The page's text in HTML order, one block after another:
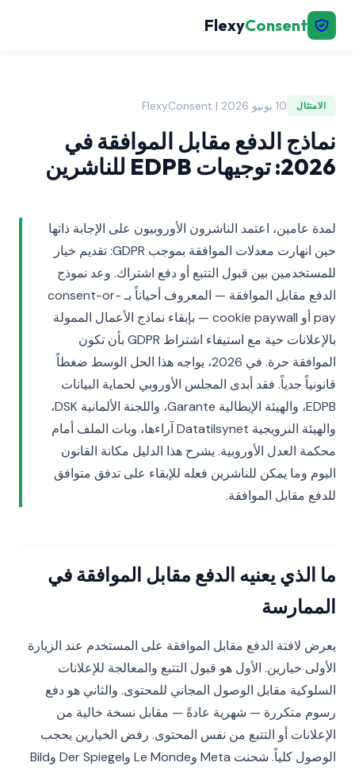
FlexyConsent
الامتثال 10 يونيو 2026 | FlexyConsent
نماذج الدفع مقابل الموافقة في
2026: توجيهات EDPB للناشرين
لمدة عامين، اعتمد الناشرون الأوروبيون على الإجابة ذاتها
حين انهارت معدلات الموافقة بموجب GDPR: تقديم خيار
للمستخدمين بين قبول التتبع أو دفع اشتراك. وعد نموذج
الدفع مقابل الموافقة — المعروف أحياناً بـ consent-or-
pay أو cookie paywall — بإبقاء نماذج الأعمال الممولة
بالإعلانات حية مع استيفاء اشتراط GDPR بأن تكون
الموافقة حرة. في 2026، يواجه هذا الحل الوسط ضغطاً
قانونياً جدياً. فقد أبدى المجلس الأوروبي لحماية البيانات
EDPB، والهيئة الإيطالية Garante، واللجنة الألمانية DSK،
والهيئة النرويجية Datatilsynet آراءها، وبات الملف أمام
محكمة العدل الأوروبية. يشرح هذا الدليل مكانة القانون
اليوم وما يمكن للناشرين فعله للإبقاء على تدفق متوافق
للدفع مقابل الموافقة.
ما الذي يعنيه الدفع مقابل الموافقة في
الممارسة
يعرض لافتة الدفع مقابل الموافقة على المستخدم عند الزيارة
الأولى خيارين. الأول هو قبول التتبع والمعالجة للإعلانات
السلوكية مقابل الوصول المجاني للمحتوى. والثاني هو دفع
رسوم متكررة — شهرية عادةً — مقابل نسخة خالية من
الإعلانات أو التتبع من نفس المحتوى. رفض الخيارين يحجب
الوصول كلياً. شحنت Meta وLe Monde وDer Spiegel وBild